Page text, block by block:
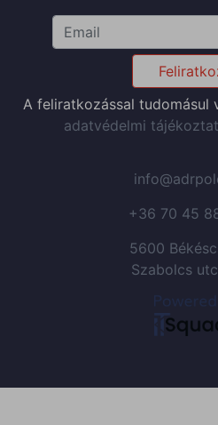
A feliratkozással tudomásul
adatvédelmi
+36 70 45
5600
Szabolcs